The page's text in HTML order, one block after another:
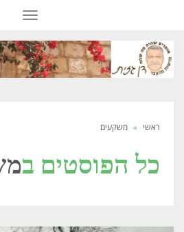
תפריט
ראשי » משקעים
כל הפוסטים ב